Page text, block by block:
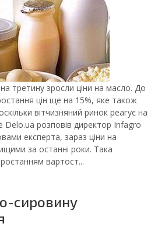
на третину зросли ціни на масло. До
цін ще на 15%, яке також
вітчизняний ринок реагує на
Delo.ua розповів директор Infagro
експерта, зараз ціни на
за останні роки. Така
вартост...
сировину